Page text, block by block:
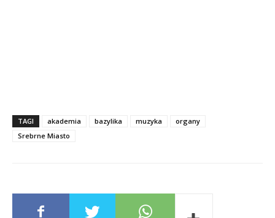
TAGI akademia bazylika muzyka
organy
Srebrne Miasto